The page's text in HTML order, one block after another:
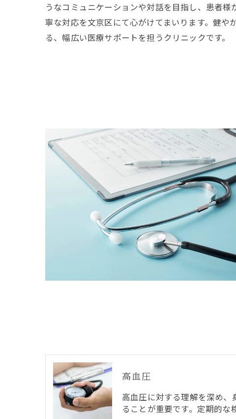
うなコミュニケーションや対話を目指し、患者
寧な対応を文京区にて心がけてまいります。健や
る、幅広い医療サポートを担うクリニックです。
高血圧
高血圧に対する理解を深め、
ることが重要です。定期的